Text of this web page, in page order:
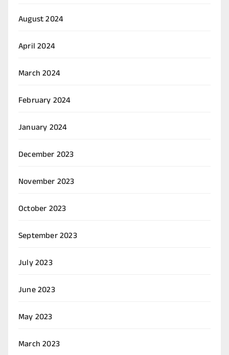
August 2024
April 2024
March 2024
February 2024
January 2024
December 2023
November 2023
October 2023
September 2023
July 2023
June 2023
May 2023
March 2023